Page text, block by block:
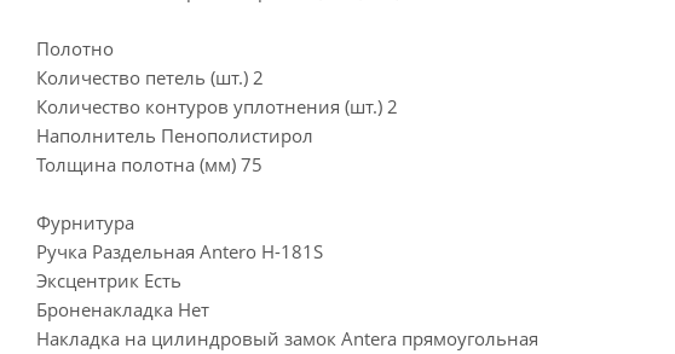
Полотно
Количество петель (шт.) 2
Количество контуров уплотнения (шт.) 2
Наполнитель Пенополистирол
Толщина полотна (мм) 75
Фурнитура
Ручка Раздельная Antero Н-181S
Эксцентрик Есть
Броненакладка Нет
Накладка на цилиндровый замок Antera прямоугольная